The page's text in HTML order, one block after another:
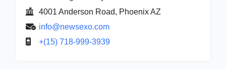
4001 Anderson Road, Phoenix AZ
info@newsexo.com
+(15) 718-999-3939